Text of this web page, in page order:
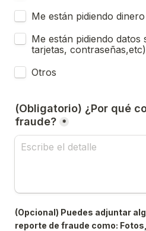
Me están pidiendo dinero
Me están pidiendo datos
tarjetas, contraseñas,etc)
Otros
(Obligatorio) ¿Por qué
fraude? *
(Opcional) Puedes adjuntar
reporte de fraude como: